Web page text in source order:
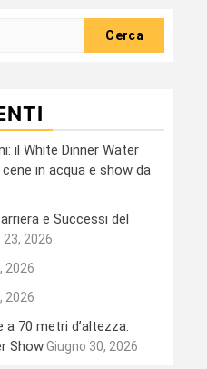
il White Dinner Water
in acqua e show da
e Successi del
23, 2026
2026
2026
a 70 metri d’altezza:
ShowGiugno 30, 2026